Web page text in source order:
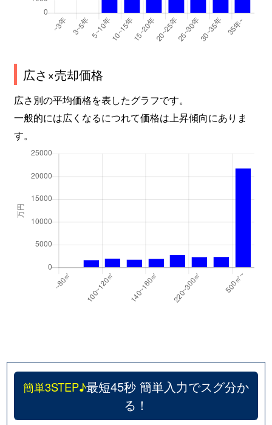
広さ×売却価格
広さ別の平均価格を表したグラフです。
一般的には広くなるにつれて価格は上昇傾向にありま
す。
簡単3STEP♪最短45秒 簡単入力でスグ分か
る！